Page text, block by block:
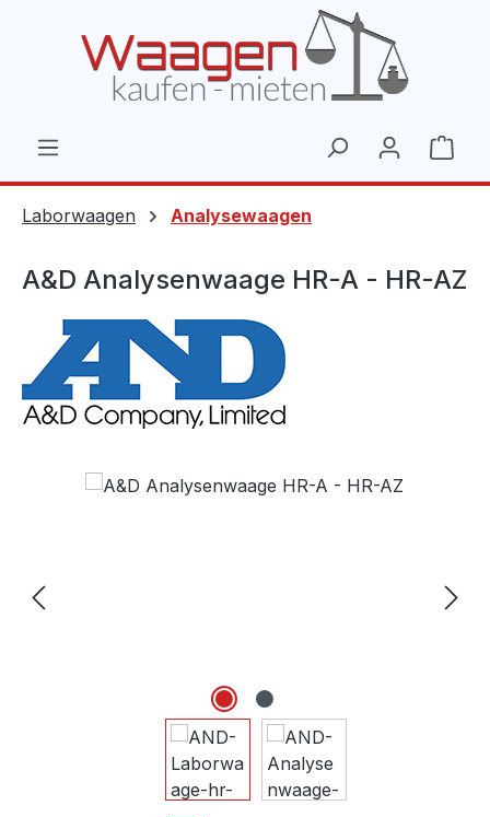
Laborwaagen Analysewaagen
A&D Analysenwaage HR-A - HR-AZ
Bildergalerie überspringen